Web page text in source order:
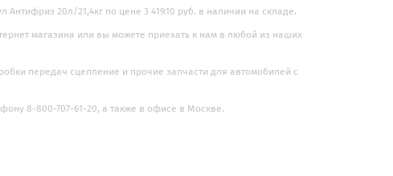
20л/21,4кг по цене 3 419.10 руб. в наличии на складе.
магазина или вы можете приехать к нам в любой из наших
передач сцепление и прочие запчасти для автомобилей с
8-800-707-61-20, а также в офисе в Москве.